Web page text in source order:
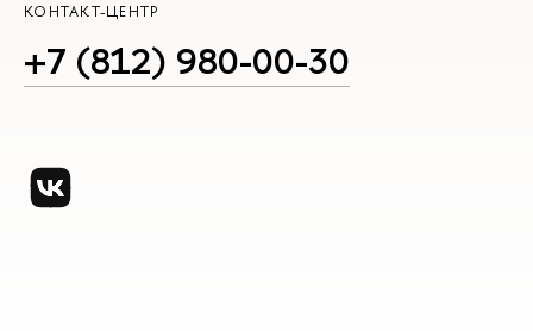
КОНТАКТ-ЦЕНТР
+7 (812) 980-00-30